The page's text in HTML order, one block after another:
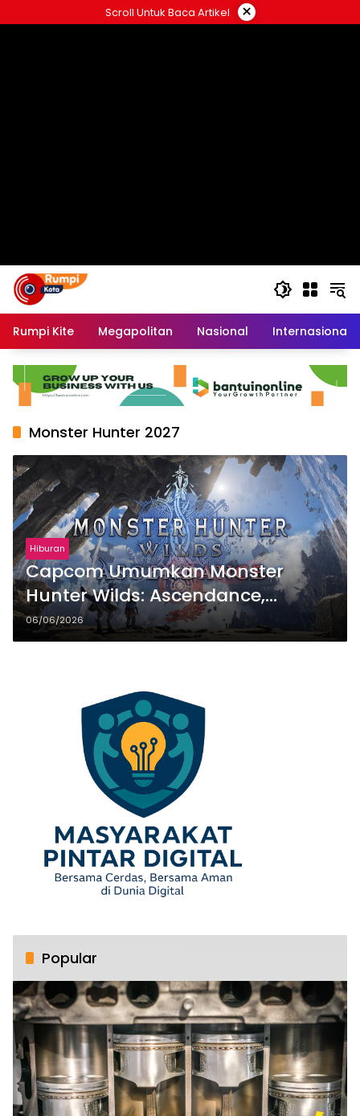
ke
Scroll Untuk Baca Artikel ×
Rumpi Kite Megapolitan Nasional Internasional
Monster Hunter 2027
Hiburan
Capcom Umumkan Monster
Hunter Wilds: Ascendance,
Hadirkan Wilayah Langit dan
Ancaman Baru pada 2027
06/06/2026
Popular